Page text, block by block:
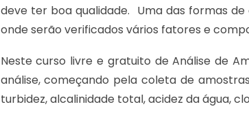
deve ter boa qualidade. Uma das formas
onde serão verificados vários fatores e
Neste curso livre e gratuito de Análise de
análise, começando pela coleta de
turbidez, alcalinidade total, acidez da água,